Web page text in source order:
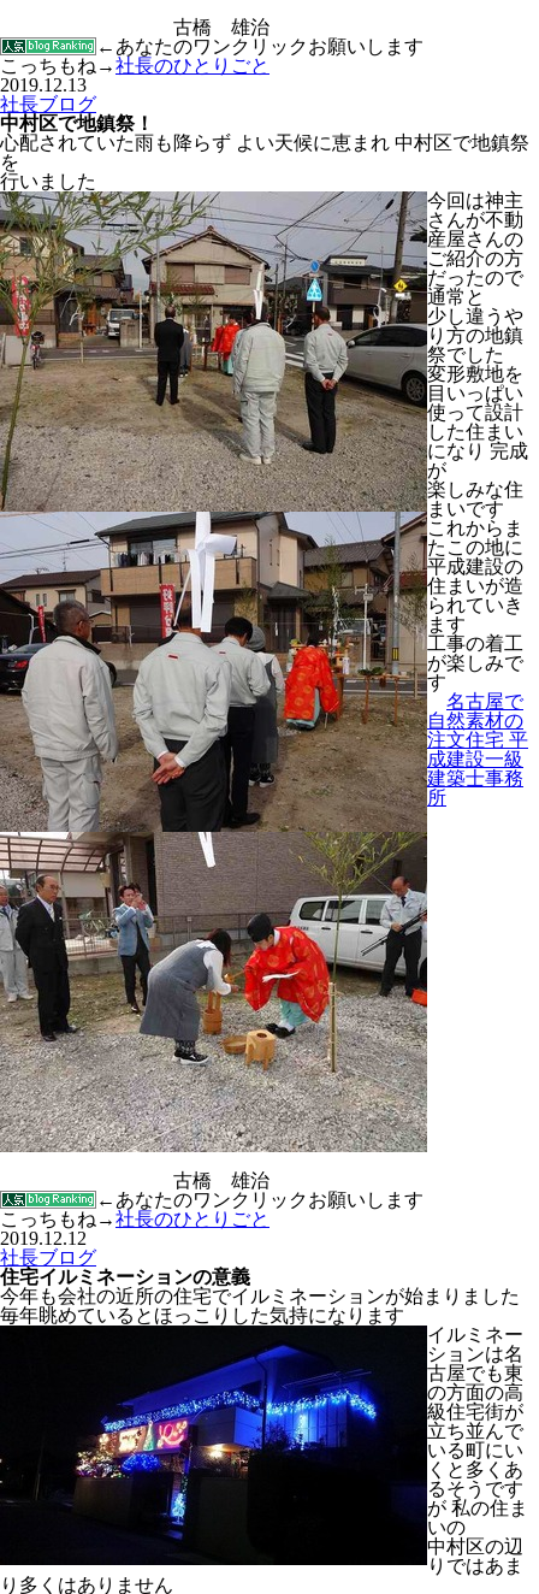
古橋 雄治
←あなたのワンクリックお願いします
こっちもね→社長のひとりごと
2019.12.13
社長ブログ
中村区で地鎮祭！
心配されていた雨も降らず よい天候に恵まれ 中村区で地鎮祭
を
行いました
今回は神主
さんが不動
産屋さんの
ご紹介の方
だったので
通常と
少し違うや
り方の地鎮
祭でした
変形敷地を
目いっぱい
使って設計
した住まい
になり 完成
が
楽しみな住
まいです
これからま
たこの地に
平成建設の
住まいが造
られていき
ます
工事の着工
が楽しみで
す
名古屋で
自然素材の
注文住宅 平
成建設一級
建築士事務
所
古橋 雄治
←あなたのワンクリックお願いします
こっちもね→社長のひとりごと
2019.12.12
社長ブログ
住宅イルミネーションの意義
今年も会社の近所の住宅でイルミネーションが始まりました
毎年眺めているとほっこりした気持になります
イルミネー
ションは名
古屋でも東
の方面の高
級住宅街が
立ち並んで
いる町にい
くと多くあ
るそうです
が 私の住ま
いの
中村区の辺
りではあま
り多くはありません